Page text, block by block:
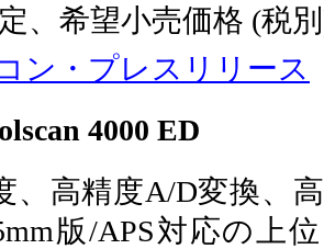
、希望小売価格 (税
ン・プレスリリース
4000 ED
、高精度A/D変換、
版/APS対応の上